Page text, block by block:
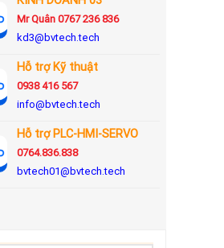
Mr Quân 0767 236 836
kd3@bvtech.tech
Hỗ trợ Kỹ thuật
0938 416 567
info@bvtech.tech
Hỗ trợ PLC-HMI-SERVO
0764.836.838
bvtech01@bvtech.tech